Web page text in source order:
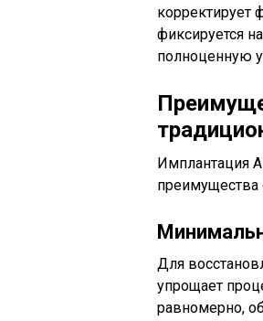
корректирует
фиксируется
полноценную
Имплантация
преимущества
Для
упрощает
равномерно,